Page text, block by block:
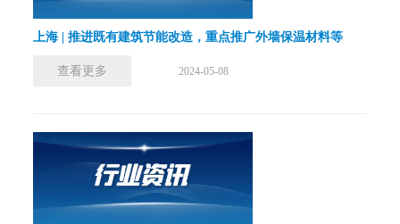
上海 | 推进既有建筑节能改造，重点推广外墙保温材料等
查看更多 2024-05-08